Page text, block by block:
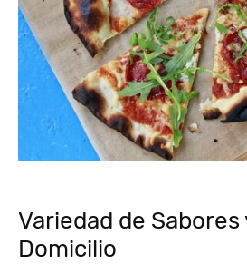
Variedad de Sabores
Domicilio